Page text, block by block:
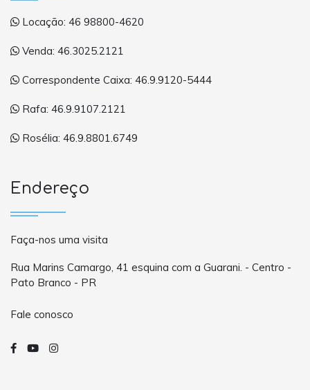
Locação: 46 98800-4620
Venda: 46.3025.2121
Correspondente Caixa: 46.9.9120-5444
Rafa: 46.9.9107.2121
Rosélia: 46.9.8801.6749
Endereço
Faça-nos uma visita
Rua Marins Camargo, 41 esquina com a Guarani. - Centro -
Pato Branco - PR
Fale conosco